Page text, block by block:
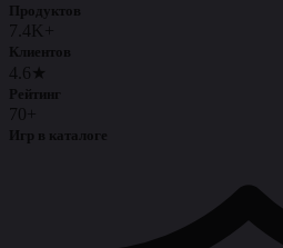
Продуктов
7.4K+
Клиентов
4.6★
Рейтинг
70+
Игр в каталоге